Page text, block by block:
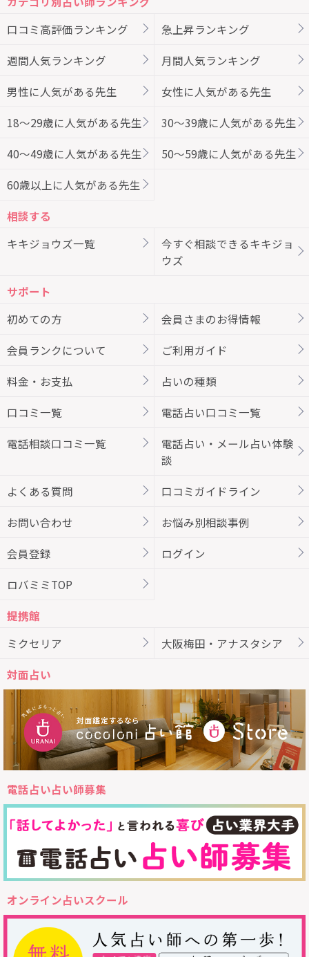
口コミ高評価ランキング
急上昇ランキング
週間人気ランキング 月間人気ランキング
男性に人気がある先生 女性に人気がある先生
18～29歳に人気がある先生 30～39歳に人気がある先生
40～49歳に人気がある先生 50～59歳に人気がある先生
60歳以上に人気がある先生
相談する
キキジョウズ一覧
今すぐ相談できるキキジョ
ウズ
サポート
初めての方
会員さまのお得情報
会員ランクについて ご利用ガイド
料金・お支払 占いの種類
口コミ一覧 電話占い口コミ一覧
電話相談口コミ一覧
電話占い・メール占い体験
談
よくある質問 口コミガイドライン
お問い合わせ お悩み別相談事例
会員登録 ログイン
ロバミミTOP
提携館
ミクセリア
大阪梅田・アナスタシア
対面占い
電話占い占い師募集
オンライン占いスクール